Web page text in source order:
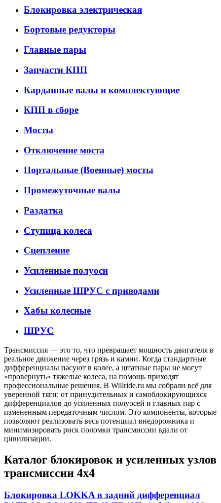
Блокировка электрическая
Бортовые редукторы
Главные пары
Запчасти КПП
Карданные валы и комплектующие
КПП в сборе
Мосты
Отключение моста
Портальные (Военные) мосты
Промежуточные валы
Раздатка
Ступица колеса
Сцепление
Усиленные полуоси
Усиленные ШРУС с приводами
Хабы колесные
ШРУС
Трансмиссия — это то, что превращает мощность двигателя в
реальное движение через грязь и камни. Когда стандартные
дифференциалы пасуют в колее, а штатные пары не могут
«провернуть» тяжелые колеса, на помощь приходят
профессиональные решения. В Willride.ru мы собрали всё для
уверенной тяги: от принудительных и самоблокирующихся
дифференциалов до усиленных полуосей и главных пар с
измененным передаточным числом. Это компоненты, которые
позволяют реализовать весь потенциал внедорожника и
минимизировать риск поломки трансмиссии вдали от
цивилизации.
Каталог блокировок и усиленных узлов
трансмиссии 4х4
Блокировка LOKKA в задний дифференциал